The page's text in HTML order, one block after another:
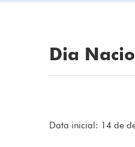
Dia
Data inicial: 14 de